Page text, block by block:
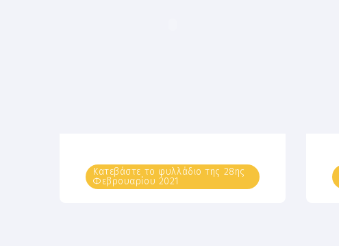
Κατεβάστε το φυλλάδιο της 28ης
Φεβρουαρίου 2021